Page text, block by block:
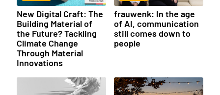
New Digital Craft: The
Building Material of
the Future? Tackling
Climate Change
Through Material
Innovations
frauwenk: In the age
of AI, communication
still comes down to
people